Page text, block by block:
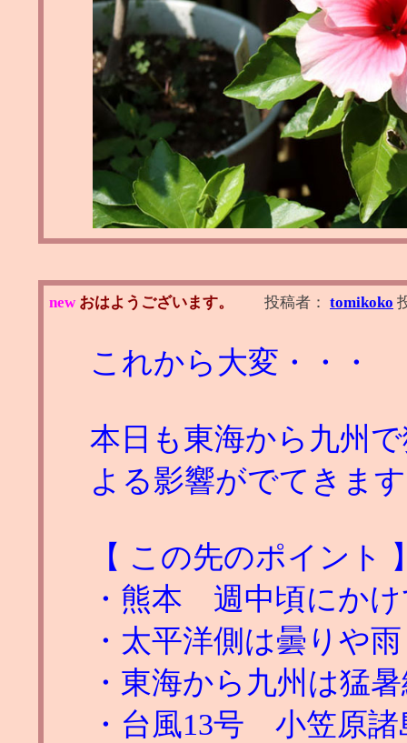
new おはようございます。 投稿者： tomikoko
これから大変・・・
本日も東海から九州
よる影響がでてきま
【 この先のポイント
・熊本 週中頃にか
・太平洋側は曇りや
・東海から九州は猛
・台風13号 小笠原